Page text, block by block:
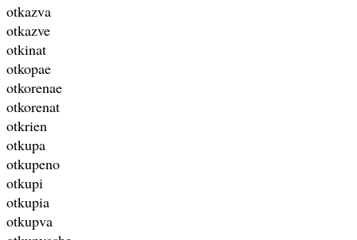
otkazva
otkazve
otkinat
otkopae
otkorenae
otkorenat
otkrien
otkupa
otkupeno
otkupi
otkupia
otkupva